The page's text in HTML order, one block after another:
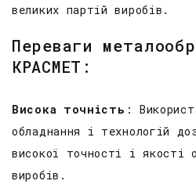
великих партій виробів.
Переваги
КРАСМЕТ:
Висока точність :
обладнання і технологій
високої точності і якості
виробів.